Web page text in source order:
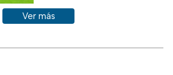
Ver más historias sobre este tema
Ver más